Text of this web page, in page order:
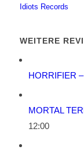
Idiots Records
WEITERE
HORRIFIER
MORTAL
12:00